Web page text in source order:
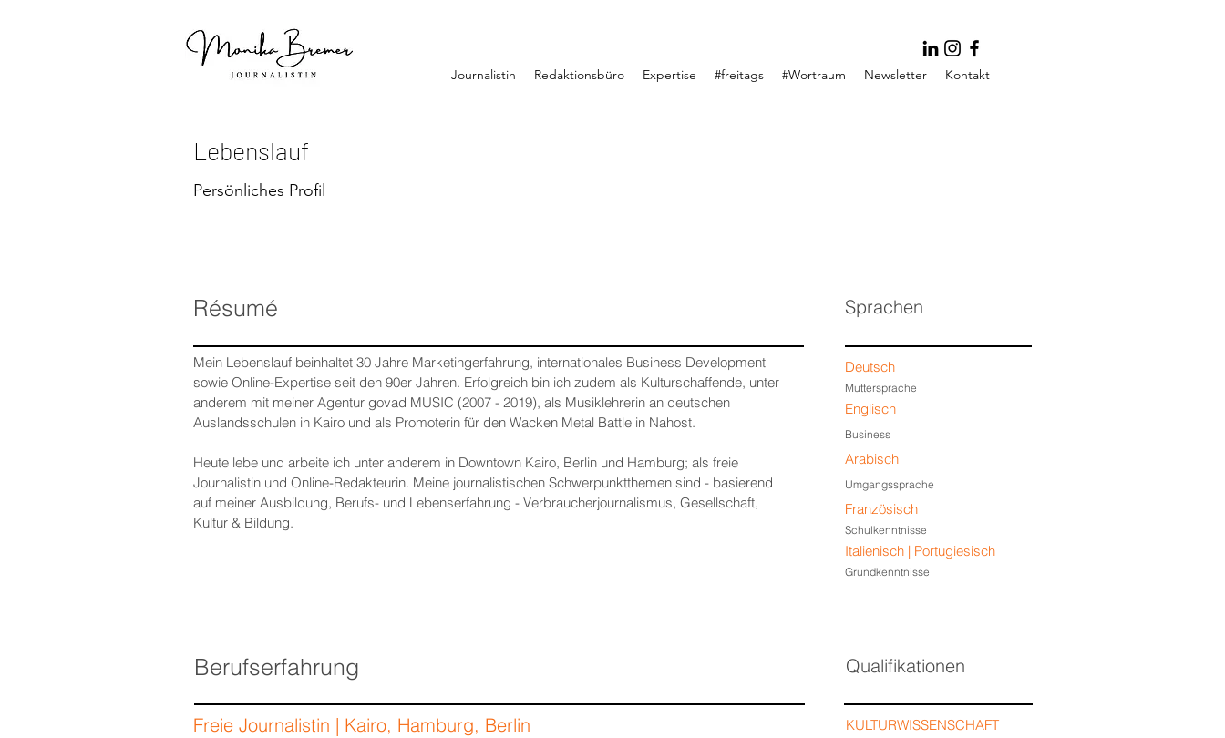
Journalistin Redaktionsbüro Expertise #freitags #Wortraum Newsletter Kontakt
Persönliches Profil
Lebenslauf
Résumé
Mein Lebenslauf beinhaltet 30 Jahre Marketingerfahrung, internationales Business Development
sowie Online-Expertise seit den 90er Jahren. Erfolgreich bin ich zudem als Kulturschaffende, unter
anderem mit meiner Agentur govad MUSIC (2007 - 2019), als Musiklehrerin an deutschen
Auslandsschulen in Kairo und als Promoterin für den Wacken Metal Battle in Nahost.
Heute lebe und arbeite ich unter anderem in Downtown Kairo, Berlin und Hamburg; als freie
Journalistin und Online-Redakteurin. Meine journalistischen Schwerpunktthemen sind - basierend
auf meiner Ausbildung, Berufs- und Lebenserfahrung - Verbraucherjournalismus, Gesellschaft,
Kultur & Bildung.
Sprachen
Deutsch
Muttersprache
Englisch
Business
Arabisch
Umgangssprache
Französisch
Schulkenntnisse
Italienisch | Portugiesisch
Grundkenntnisse
Berufserfahrung
Freie Journalistin | Kairo, Hamburg, Berlin
Qualifikationen
KULTURWISSENSCHAFT